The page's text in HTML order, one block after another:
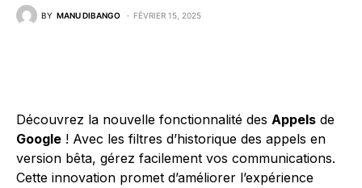
BY MANU DIBANGO FÉVRIER 15, 2025
Découvrez la nouvelle fonctionnalité des Appels de
Google ! Avec les filtres d’historique des appels en
version bêta, gérez facilement vos communications.
Cette innovation promet d’améliorer l’expérience